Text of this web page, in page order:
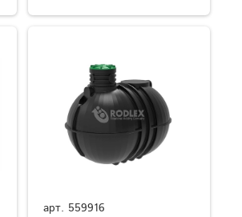
арт. 559916